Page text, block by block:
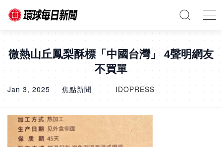
微熱山丘鳳梨酥標「中國台灣」 4聲明網友
不買單
Jan 3, 2025 焦點新聞 IDOPRESS